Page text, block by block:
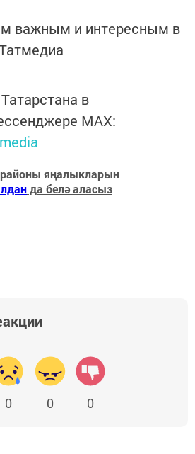
важным и интересным в
в
MАХ:
яңалыкларын
да белә аласыз
0 0 0